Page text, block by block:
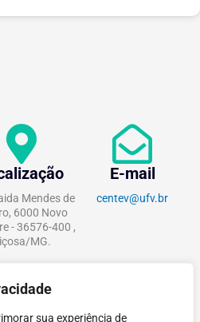
sua experiência de
Mendes de
6000 Novo
- 36576-400 ,
MG.
E-mail
centev@ufv.br